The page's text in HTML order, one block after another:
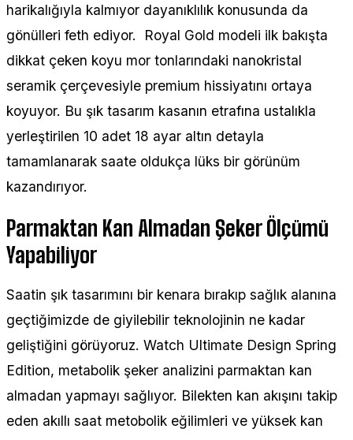
harikalığıyla kalmıyor dayanıklılık konusunda da
gönülleri feth ediyor. Royal Gold modeli ilk bakışta
dikkat çeken koyu mor tonlarındaki nanokristal
seramik çerçevesiyle premium hissiyatını ortaya
koyuyor. Bu şık tasarım kasanın etrafına ustalıkla
yerleştirilen 10 adet 18 ayar altın detayla
tamamlanarak saate oldukça lüks bir görünüm
kazandırıyor.
Parmaktan Kan Almadan Şeker Ölçümü
Yapabiliyor
Saatin şık tasarımını bir kenara bırakıp sağlık alanına
geçtiğimizde de giyilebilir teknolojinin ne kadar
geliştiğini görüyoruz. Watch Ultimate Design Spring
Edition, metabolik şeker analizini parmaktan kan
almadan yapmayı sağlıyor. Bilekten kan akışını takip
eden akıllı saat metobolik eğilimleri ve yüksek kan